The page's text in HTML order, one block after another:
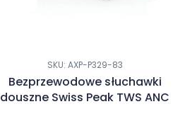
SKU: AXP-P329-83
Bezprzewodowe słuchawki
douszne Swiss Peak TWS ANC